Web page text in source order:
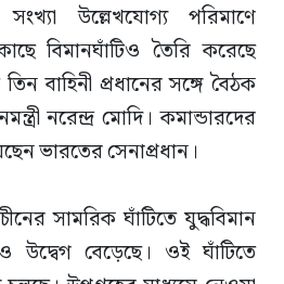
উল্লেখযোগ্য পরিমাণে
বিমানঘাঁটিও তৈরি করেছে
বাহিনী প্রধানের সঙ্গে বৈঠক
নরেন্দ্র মোদি। কমান্ডারদের
ভারতের সেনাপ্রধান।
সামরিক ঘাঁটিতে যুদ্ধবিমান
উদ্বেগ বেড়েছে। ওই ঘাঁটিতে